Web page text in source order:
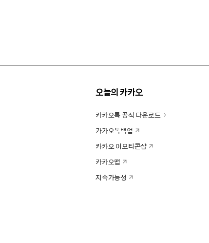
오늘의 카카오
카카오톡 공식 다운로드
카카오톡백업
카카오 이모티콘샵
카카오맵
지속가능성